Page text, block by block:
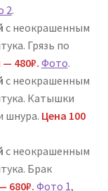
2.
с неокрашенным
Грязь по
— 480₽. Фото.
с неокрашенным
Катышки
шнура. Цена 100
с неокрашенным
Брак
680₽.Фото 1,